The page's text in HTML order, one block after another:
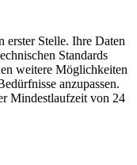
erster Stelle. Ihre Daten
Standards
weitere Möglichkeiten
anzupassen.
Mindestlaufzeit von 24